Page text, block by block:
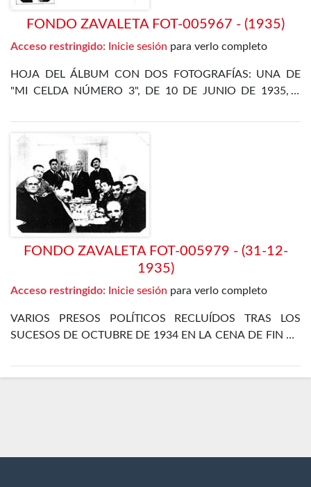
FONDO ZAVALETA FOT-005967 - (1935)
Acceso restringido: Inicie sesión para verlo completo
HOJA DEL ÁLBUM CON DOS FOTOGRAFÍAS: UNA DE
"MI CELDA NÚMERO 3", DE 10 DE JUNIO DE 1935, Y
DEPARTAMENTO ESPECIAL, DE 31 DE DICIEMBRE DE
1935
FONDO ZAVALETA FOT-005979 - (31-12-
1935)
Acceso restringido: Inicie sesión para verlo completo
VARIOS PRESOS POLÍTICOS RECLUÍDOS TRAS LOS
SUCESOS DE OCTUBRE DE 1934 EN LA CENA DE FIN DE
DE MADRID